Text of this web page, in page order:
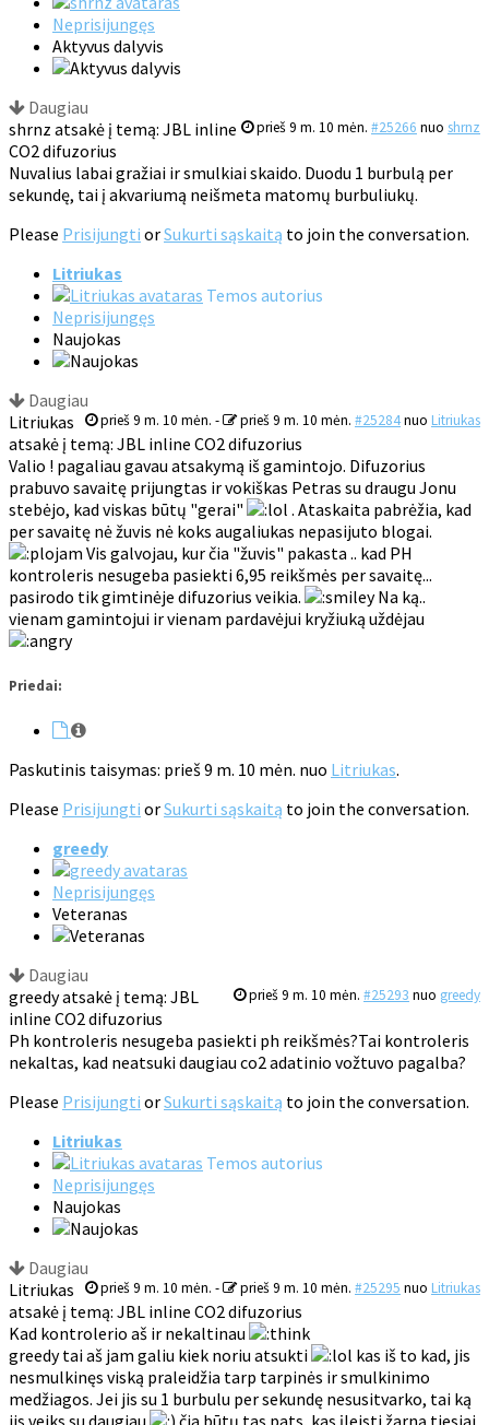
Neprisijungęs
Aktyvus dalyvis
Daugiau
prieš 9 m. 10 mėn. #25266 nuo shrnz
shrnz atsakė į temą: JBL inline
CO2 difuzorius
Nuvalius labai gražiai ir smulkiai skaido. Duodu 1 burbulą per
sekundę, tai į akvariumą neišmeta matomų burbuliukų.
Please Prisijungti orSukurti sąskaitą to join the conversation.
Litriukas
Temos autorius
Neprisijungęs
Naujokas
Daugiau
prieš 9 m. 10 mėn. - prieš 9 m. 10 mėn. #25284nuo Litriukas
Litriukas
atsakė į temą: JBL inline CO2 difuzorius
Valio ! pagaliau gavau atsakymą iš gamintojo. Difuzorius
prabuvo savaitę prijungtas ir vokiškas Petras su draugu Jonu
stebėjo, kad viskas būtų "gerai"
. Ataskaita pabrėžia, kad
per savaitę nė žuvis nė koks augaliukas nepasijuto blogai.
Vis galvojau, kur čia "žuvis" pakasta .. kad PH
kontroleris nesugeba pasiekti 6,95 reikšmės per savaitę...
pasirodo tik gimtinėje difuzorius veikia.
Na ką..
vienam gamintojui ir vienam pardavėjui kryžiuką uždėjau
Priedai:
Paskutinis taisymas: prieš 9 m. 10 mėn. nuo Litriukas.
Please Prisijungti orSukurti sąskaitą to join the conversation.
greedy
Neprisijungęs
Veteranas
Daugiau
prieš 9 m. 10 mėn. #25293 nuo greedy
greedy atsakė į temą: JBL
inline CO2 difuzorius
Ph kontroleris nesugeba pasiekti ph reikšmės?Tai kontroleris
nekaltas, kad neatsuki daugiau co2 adatinio vožtuvo pagalba?
Please Prisijungti orSukurti sąskaitą to join the conversation.
Litriukas
Temos autorius
Neprisijungęs
Naujokas
Daugiau
prieš 9 m. 10 mėn. - prieš 9 m. 10 mėn. #25295 nuo Litriukas
Litriukas
atsakė į temą: JBL inline CO2 difuzorius
Kad kontrolerio aš ir nekaltinau
greedy tai aš jam galiu kiek noriu atsukti
kas iš to kad, jis
nesmulkinęs viską praleidžia tarp tarpinės ir smulkinimo
medžiagos. Jei jis su 1 burbulu per sekundę nesusitvarko, tai ką
jis veiks su daugiau
čia būtų tas pats, kas įleisti žarną tiesiai